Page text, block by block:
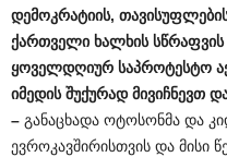
დემოკრატიის,
ქართველი ხალხის
ყოველდღიურ საპროტესტო
იმედის შუქურად მივიჩნევთ
– განაცხადა ოტოსონმა და
ევროკავშირისთვის და მისი